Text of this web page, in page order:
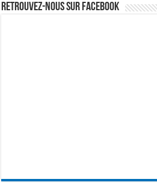
Retrouvez-nous sur Facebook